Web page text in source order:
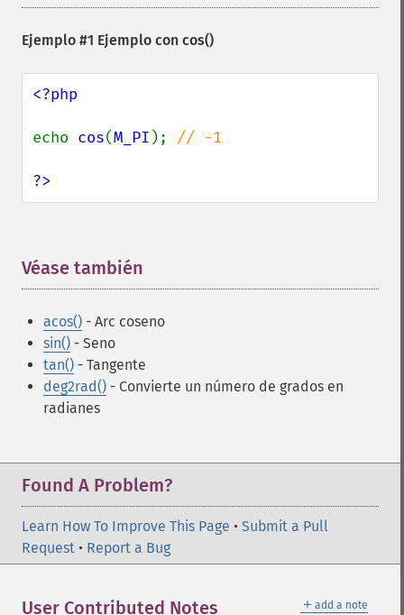
Ejemplo #1 Ejemplo con cos()
<?php
echo cos(M_PI ); // -1
?>
Véase también
acos() - Arc coseno
sin() - Seno
tan() - Tangente
deg2rad() - Convierte un número de grados en
radianes
Found A Problem?
Learn How To Improve This Page • Submit a Pull
Request • Report a Bug
＋ add a note
User Contributed Notes